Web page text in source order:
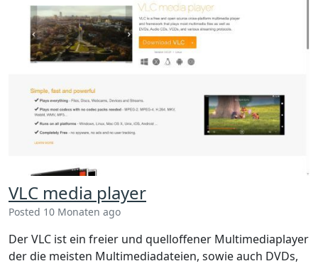
VLC media player
Posted 10 Monaten ago
Der VLC ist ein freier und quelloffener Multimediaplayer
der die meisten Multimediadateien, sowie auch DVDs,